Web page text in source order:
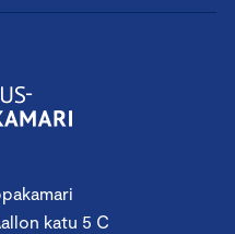
katu 5 C